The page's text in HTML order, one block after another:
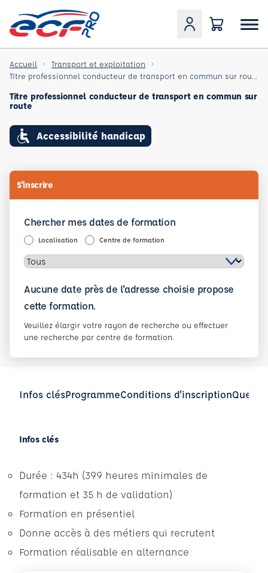
Accueil
Transport et exploitation
Titre professionnel conducteur de transport en commun sur
route
Accessibilité handicap
S'inscrire
Chercher mes dates de formation
Localisation Centre de formation
Aucune date près de l'adresse choisie propose
cette formation.
Veuillez élargir votre rayon de recherche ou effectuer
une recherche par centre de formation.
Infos clésProgrammeConditions d'inscription
Infos clés
Durée : 434h (399 heures minimales de
formation et 35 h de validation)
Formation en présentiel
Donne accès à des métiers qui recrutent
Formation réalisable en alternance